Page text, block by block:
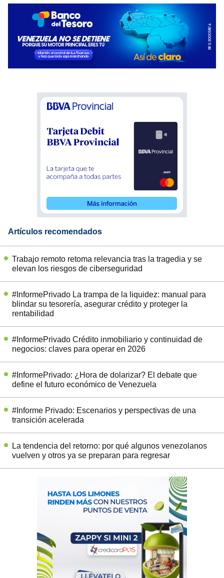
Artículos recomendados
Trabajo remoto retoma relevancia tras la tragedia y se
elevan los riesgos de ciberseguridad
#InformePrivado La trampa de la liquidez: manual para
blindar su tesorería, asegurar crédito y proteger la
rentabilidad
#InformePrivado Crédito inmobiliario y continuidad de
negocios: claves para operar en 2026
#InformePrivado: ¿Hora de dolarizar? El debate que
define el futuro económico de Venezuela
#Informe Privado: Escenarios y perspectivas de una
transición acelerada
La tendencia del retorno: por qué algunos venezolanos
vuelven y otros ya se preparan para regresar